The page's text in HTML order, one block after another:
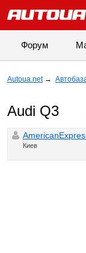
Форум
Autoua.net →
Audi Q3
Киев